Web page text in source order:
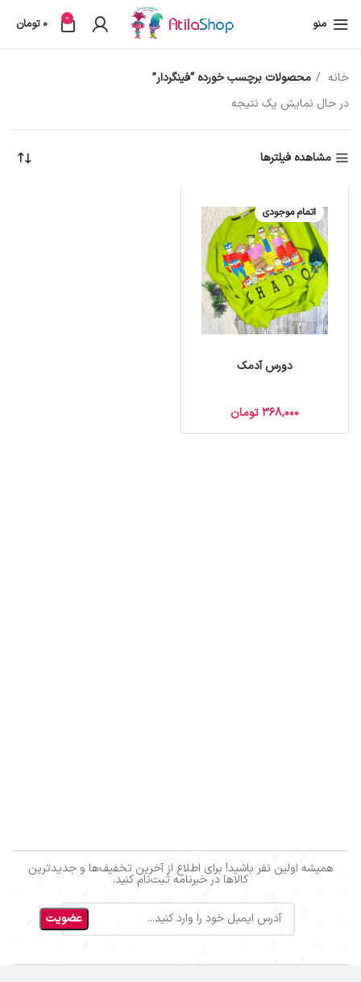
منو 0
0 تومان
خانه
محصولات برچسب خورده “فینگردار”
در حال نمایش یک نتیجه
مشاهده فیلترها
اتمام موجودی
دورس آدمک
368,000 تومان
همیشه اولین نفر باشید! برای اطلاع از آخرین تخفیف‌ها و جدیدترین
کالاها در خبرنامه ثبت‌نام کنید.